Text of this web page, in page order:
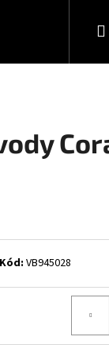
KOLEKCE
Kód: VB945028